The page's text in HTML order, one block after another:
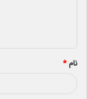
*
نام*